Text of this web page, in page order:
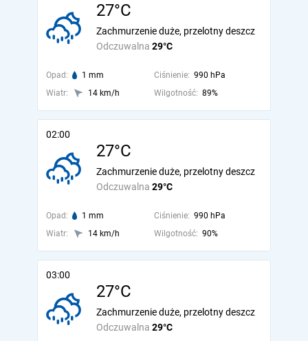
27°C
Odczuwalna 29°C
Zachmurzenie duże, przelotny deszcz
Opad: 1 mm Ciśnienie: 990 hPa
Wiatr:
14 km/h Wilgotność: 89%
02:00
27°C
Odczuwalna 29°C
Zachmurzenie duże, przelotny deszcz
Opad: 1 mm Ciśnienie: 990 hPa
Wiatr:
14 km/h Wilgotność: 90%
03:00
27°C
Odczuwalna 29°C
Zachmurzenie duże, przelotny deszcz